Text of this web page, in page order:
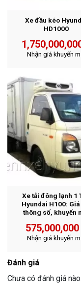
Xe đầu kéo
HD1000
Nhận giá khuyến
Xe tải đông lạnh 1
Hyundai H100: Giá
thông số, khuyến
575,000,000
Nhận giá khuyến
Đánh giá
Chưa có đánh giá nào.